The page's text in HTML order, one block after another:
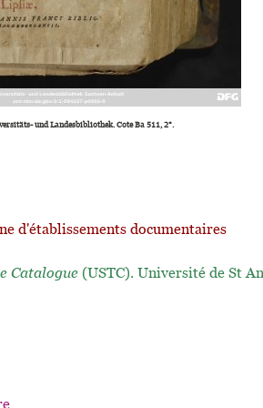
und Landesbibliothek. Cote Ba 511, 2°.
d'établissements documentaires
Catalogue (USTC). Université de St